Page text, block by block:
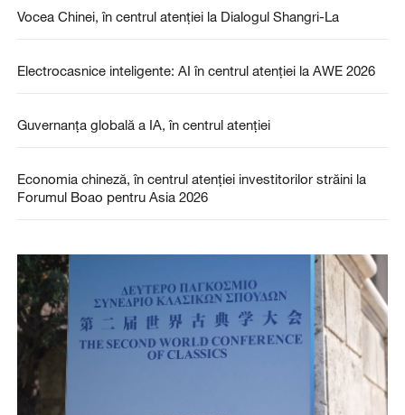
Vocea Chinei, în centrul atenției la Dialogul Shangri-La
Electrocasnice inteligente: AI în centrul atenției la AWE 2026
Guvernanța globală a IA, în centrul atenției
Economia chineză, în centrul atenției investitorilor străini la
Forumul Boao pentru Asia 2026